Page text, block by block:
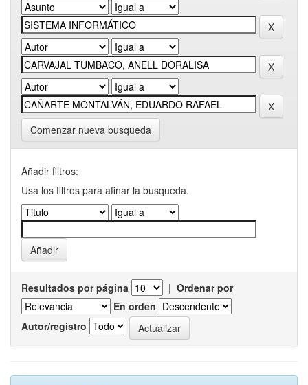
Comenzar nueva busqueda
Añadir filtros:
Usa los filtros para afinar la busqueda.
Resultados por página | Ordenar por
En orden
Autor/registro